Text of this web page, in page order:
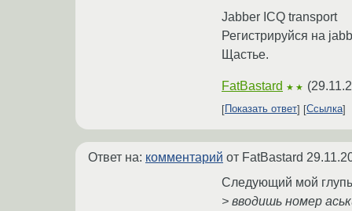
Jabber ICQ transport
Регистрируйся на
Щастье.
FatBastard ★★ (
Показать ответ Ссылка
Ответ на: комментарий от FatBastard
Следующий мой
> вводишь номер